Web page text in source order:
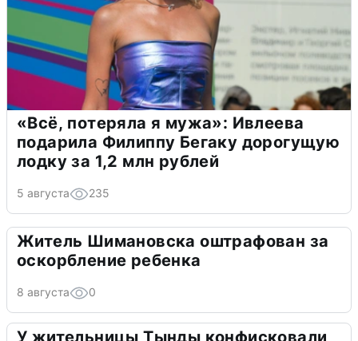
«Всё, потеряла я мужа»: Ивлеева
подарила Филиппу Бегаку дорогущую
лодку за 1,2 млн рублей
5 августа 235
Житель Шимановска оштрафован за
оскорбление ребенка
8 августа 0
У жительницы Тынды конфисковали